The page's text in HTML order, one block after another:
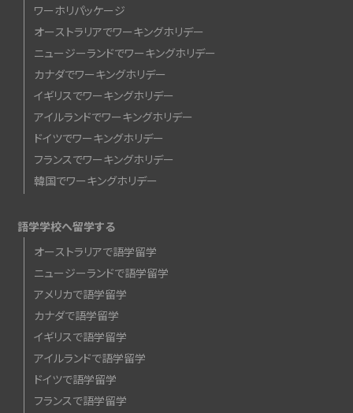
ワーホリパッケージ
オーストラリアでワーキングホリデー
ニュージーランドでワーキングホリデー
カナダでワーキングホリデー
イギリスでワーキングホリデー
アイルランドでワーキングホリデー
ドイツでワーキングホリデー
フランスでワーキングホリデー
韓国でワーキングホリデー
語学学校へ留学する
オーストラリアで語学留学
ニュージーランドで語学留学
アメリカで語学留学
カナダで語学留学
イギリスで語学留学
アイルランドで語学留学
ドイツで語学留学
フランスで語学留学